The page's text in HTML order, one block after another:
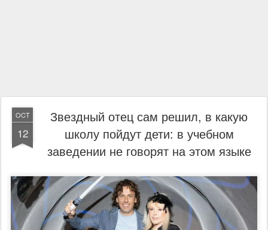
OCT
12
Звездный отец сам решил, в какую
школу пойдут дети: в учебном
заведении не говорят на этом языке